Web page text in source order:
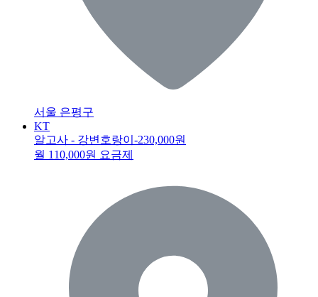
서울 은평구
KT
알고사 - 강변호랑이 -230,000원
월 110,000원 요금제